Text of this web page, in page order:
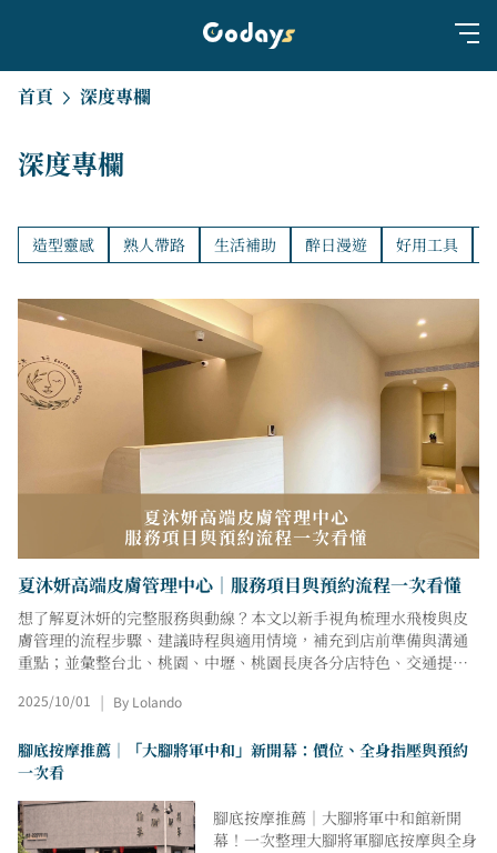
首頁 深度專欄
深度專欄
造型靈感 熟人帶路 生活補助 醉日漫遊 好用工具
夏沐妍高端皮膚管理中心｜服務項目與預約流程一次看懂
想了解夏沐妍的完整服務與動線？本文以新手視角梳理水飛梭與皮
膚管理的流程步驟、建議時程與適用情境，補充到店前準備與溝通
重點；並彙整台北、桃園、中壢、桃園長庚各分店特色、交通提示
規劃，並提供常見問題參考與流程說明。
2025/10/01 By Lolando
腳底按摩推薦｜「大腳將軍中和」新開幕：價位、全身指壓與預約
一次看
腳底按摩推薦｜大腳將軍中和館新開
幕！一次整理大腳將軍腳底按摩與全身